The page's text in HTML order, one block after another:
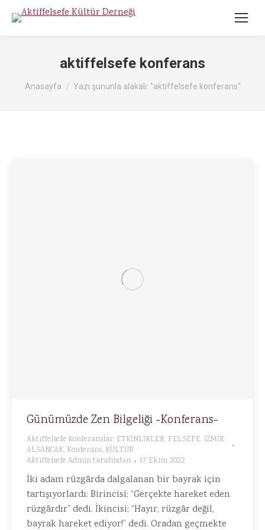
aktiffelsefe konferans
Buradasınız :
Anasayfa Yazı şununla alakalı: "aktiffelsefe konferans"
Günümüzde Zen Bilgeliği -Konferans-
Aktiffelsefe Konferanslar, ETKİNLİKLER, FELSEFE, İZMİR
ALSANCAK, Konferans, KÜLTÜR
Aktiffelsefe Admintarafından 17 Ekim 2022
İki adam rüzgârda dalgalanan bir bayrak için
tartışıyorlardı: Birincisi; “Gerçekte hareket eden
rüzgârdır” dedi. İkincisi; “Hayır, rüzgâr değil,
bayrak hareket ediyor!” dedi. Oradan geçmekte